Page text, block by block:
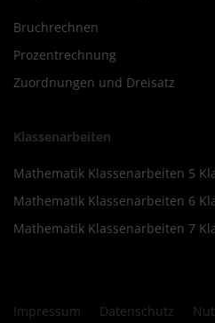
Bruchrechnen
Prozentrechnung
Zuordnungen und Dreisatz
Klassenarbeiten
Mathematik Klassenarbeiten 5
Mathematik Klassenarbeiten 6
Mathematik Klassenarbeiten 7
Impressum Datenschutz